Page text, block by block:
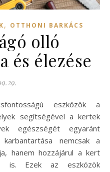
, OTTHONI BARKÁCS
olló
és élezése
segítségével a kertek
egészségét egyaránt
nemcsak a
hanem hozzájárul a kert
is. Ezek az eszközök